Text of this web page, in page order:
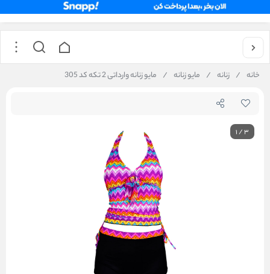
خانه / زنانه / مایو زنانه / مایو زنانه وارداتی 2 تکه کد 305
1/3